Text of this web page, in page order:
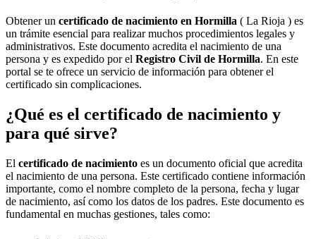
Obtener un certificado de nacimiento en Hormilla ( La Rioja ) es
un trámite esencial para realizar muchos procedimientos legales y
administrativos. Este documento acredita el nacimiento de una
persona y es expedido por el Registro Civil de Hormilla. En este
portal se te ofrece un servicio de información para obtener el
certificado sin complicaciones.
¿Qué es el certificado de nacimiento y
para qué sirve?
El certificado de nacimiento es un documento oficial que acredita
el nacimiento de una persona. Este certificado contiene información
importante, como el nombre completo de la persona, fecha y lugar
de nacimiento, así como los datos de los padres. Este documento es
fundamental en muchas gestiones, tales como: